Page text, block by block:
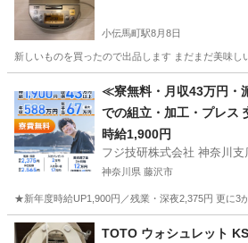
小伝馬町駅8月8日
新しいものを買ったので出品します まだまだ美味し
小伝馬町駅 キッチン家電
≪寮無料・月収43万円・
での組立・加工・プレス
時給1,900円
フジ技研株式会社 神奈川支
神奈川県 藤沢市
★新年度時給UP1,900円／残業・深夜2,375円 更に
神奈川 藤沢市 その他
TOTO ウォシュレット